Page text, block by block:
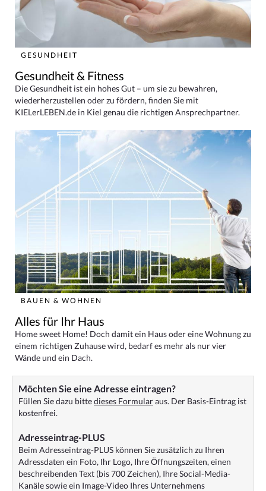
GESUNDHEIT
Gesundheit & Fitness
Die Gesundheit ist ein hohes Gut – um sie zu bewahren,
wiederherzustellen oder zu fördern, finden Sie mit
KIELerLEBEN.de in Kiel genau die richtigen Ansprechpartner.
BAUEN & WOHNEN
Alles für Ihr Haus
Home sweet Home! Doch damit ein Haus oder eine Wohnung zu
einem richtigen Zuhause wird, bedarf es mehr als nur vier
Wände und ein Dach.
Möchten Sie eine Adresse eintragen?
Füllen Sie dazu bittedieses Formularaus. Der Basis-Eintrag ist
kostenfrei.
Adresseintrag-PLUS
Beim Adresseintrag-PLUS können Sie zusätzlich zu Ihren
Adressdaten ein Foto, Ihr Logo, Ihre Öffnungszeiten, einen
beschreibenden Text (bis 700 Zeichen), Ihre Social-Media-
Kanäle sowie ein Image-Video Ihres Unternehmens